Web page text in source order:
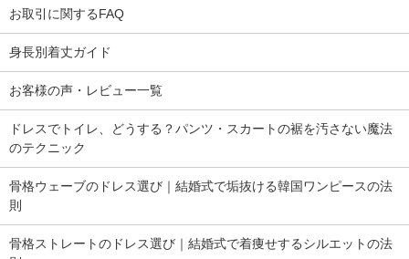
お取引に関するFAQ
身長別着丈ガイド
お客様の声・レビュー一覧
ドレスでトイレ、どうする？パンツ・スカートの裾を汚さない魔法
のテクニック
骨格ウェーブのドレス選び｜結婚式で垢抜ける韓国ワンピースの法
則
骨格ストレートのドレス選び｜結婚式で着痩せするシルエットの法